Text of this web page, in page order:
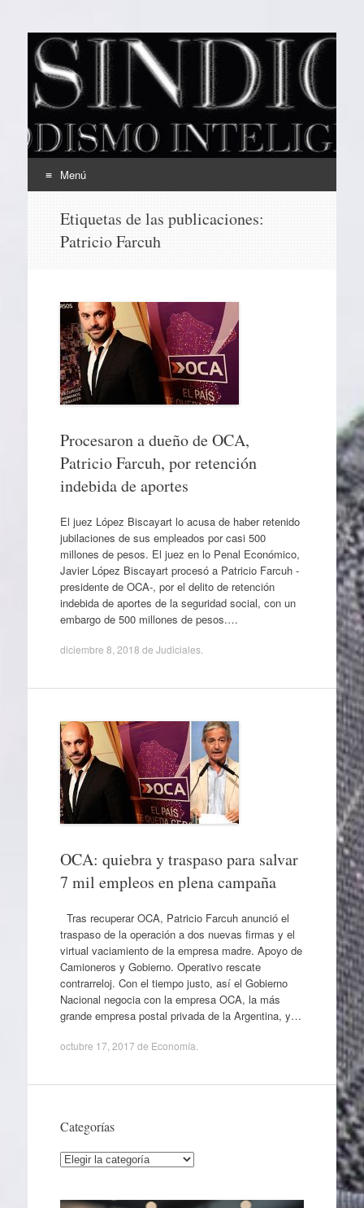
EL SINDICAL
Periodismo Inteligente
Menú
contenido
Etiquetas de las publicaciones:
Patricio Farcuh
Procesaron a dueño de OCA,
Patricio Farcuh, por retención
indebida de aportes
El juez López Biscayart lo acusa de haber retenido
jubilaciones de sus empleados por casi 500
millones de pesos. El juez en lo Penal Económico,
Javier López Biscayart procesó a Patricio Farcuh -
presidente de OCA-, por el delito de retención
indebida de aportes de la seguridad social, con un
embargo de 500 millones de pesos.…
diciembre 8, 2018 de Judiciales.
OCA: quiebra y traspaso para salvar
7 mil empleos en plena campaña
Tras recuperar OCA, Patricio Farcuh anunció el
traspaso de la operación a dos nuevas firmas y el
virtual vaciamiento de la empresa madre. Apoyo de
Camioneros y Gobierno. Operativo rescate
contrarreloj. Con el tiempo justo, así el Gobierno
Nacional negocia con la empresa OCA, la más
grande empresa postal privada de la Argentina, y…
octubre 17, 2017 de Economía
Categorías
Categorías